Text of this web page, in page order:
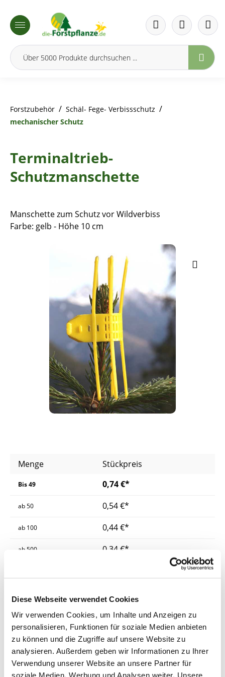
Diese Webseite verwendet Cookies
Wir verwenden Cookies, um Inhalte und Anzeigen zu
personalisieren, Funktionen für soziale Medien anbieten
zu können und die Zugriffe auf unsere Website zu
analysieren. Außerdem geben wir Informationen zu Ihrer
Verwendung unserer Website an unsere Partner für
springen
Forstzubehör / Schäl- Fege- Verbissschutz /
mechanischer Schutz
Terminaltrieb-
Schutzmanschette
Manschette zum Schutz vor Wildverbiss
Farbe: gelb - Höhe 10 cm
Menge Stückpreis
Bis49 0,74 €*
ab50 0,54 €*
ab 100 0,44 €*
ab 500 0,34 €*
Preise inkl. MwSt.zzgl. Versandkosten
Lieferzeit: 3 - 5 Werktage
Produkt Anzahl: Gib den gewünschten
In den Warenkorb
Fragen zum Artikel